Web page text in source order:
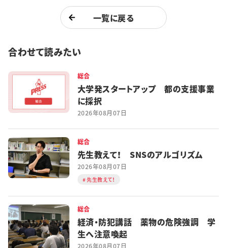
一覧に戻る
合わせて読みたい
総合
大学発スタートアップ 都の支援事業
に採択
2026年08月07日
総合
先生教えて！ SNSのアルゴリズム
2026年08月07日
先生教えて！
総合
経済・防犯講話 薬物の危険強調 学
生へ注意喚起
2026年08月07日